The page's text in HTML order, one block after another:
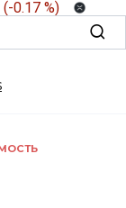
(-0.17 %)